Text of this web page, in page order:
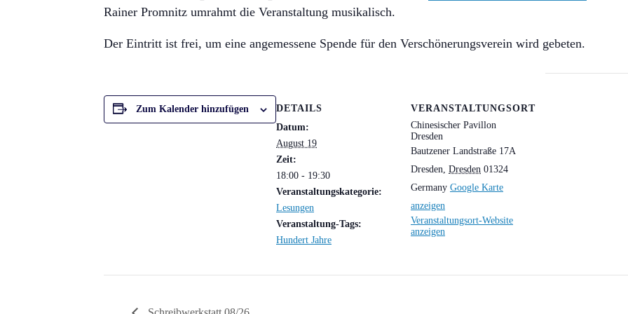
Rainer Promnitz umrahmt die Veranstaltung musikalisch.
Der Eintritt ist frei, um eine angemessene Spende für den Verschönerungsverein wird gebeten.
Zum Kalender hinzufügen
DETAILS
Datum:
August 19
Zeit:
18:00 - 19:30
Veranstaltungskategorie:
Lesungen
Veranstaltung-Tags:
Hundert Jahre
VERANSTALTUNGSORT
Chinesischer Pavillon
Dresden
Bautzener Landstraße 17A
Dresden, Dresden 01324
Germany Google Karte
anzeigen
Veranstaltungsort-Website
anzeigen